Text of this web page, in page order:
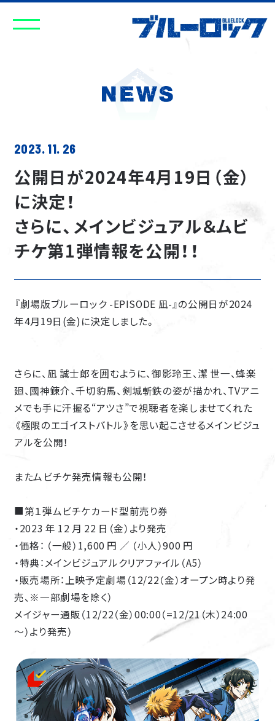
2023. 11. 26
公開日が2024年4月19日（金）
に決定！
さらに、メインビジュアル＆ムビ
チケ第1弾情報を公開！！
『劇場版ブルーロック -EPISODE 凪-』の公開日が2024
年4月19日(金)に決定しました。
さらに、凪 誠士郎を囲むように、御影玲王、潔 世一、蜂楽
廻、國神錬介、千切豹馬、剣城斬鉄の姿が描かれ、TVアニ
メでも手に汗握る“アツさ”で視聴者を楽しませてくれた
《極限のエゴイストバトル》を思い起こさせるメインビジュ
アルを公開！
またムビチケ発売情報も公開！
■第１弾ムビチケカード型前売り券
・2023 年 12 月 22 日（金）より発売
・価格： （一般）1,600 円 ／ （小人）900 円
・特典：メインビジュアルクリアファイル（A5）
・販売場所：上映予定劇場（12/22（金）オープン時より発
売、※一部劇場を除く）
メイジャー通販（12/22（金）00:00（=12/21（木）24:00
～）より発売）